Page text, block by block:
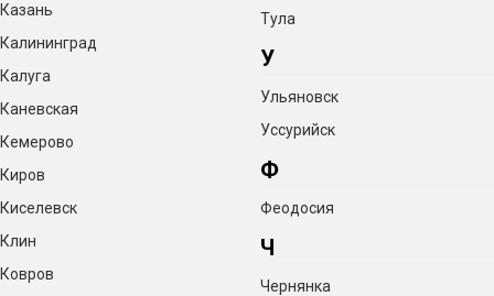
Казань
Калининград
Калуга
Каневская
Кемерово
Киров
Киселевск
Клин
Ковров
Тула
У
Ульяновск
Уссурийск
Ф
Феодосия
Ч
Чернянка